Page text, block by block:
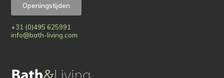
Openingstijden
+31 (0)495 625991
info@bath-living.com